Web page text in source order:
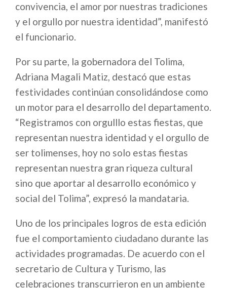
convivencia, el amor por nuestras tradiciones
y el orgullo por nuestra identidad”, manifestó
el funcionario.
Por su parte, la gobernadora del Tolima,
Adriana Magali Matiz, destacó que estas
festividades continúan consolidándose como
un motor para el desarrollo del departamento.
“Registramos con orgulllo estas fiestas, que
representan nuestra identidad y el orgullo de
ser tolimenses, hoy no solo estas fiestas
representan nuestra gran riqueza cultural
sino que aportar al desarrollo económico y
social del Tolima”, expresó la mandataria.
Uno de los principales logros de esta edición
fue el comportamiento ciudadano durante las
actividades programadas. De acuerdo con el
secretario de Cultura y Turismo, las
celebraciones transcurrieron en un ambiente